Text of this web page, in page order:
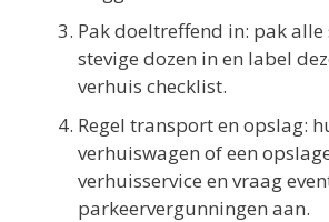
Pak doeltreffend in: pak
stevige dozen in en label
verhuis checklist.
Regel transport en opslag:
verhuiswagen of een
verhuisservice en vraag
parkeervergunningen aan.